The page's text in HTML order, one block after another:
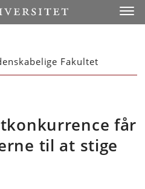
Fakultet
får
til at stige